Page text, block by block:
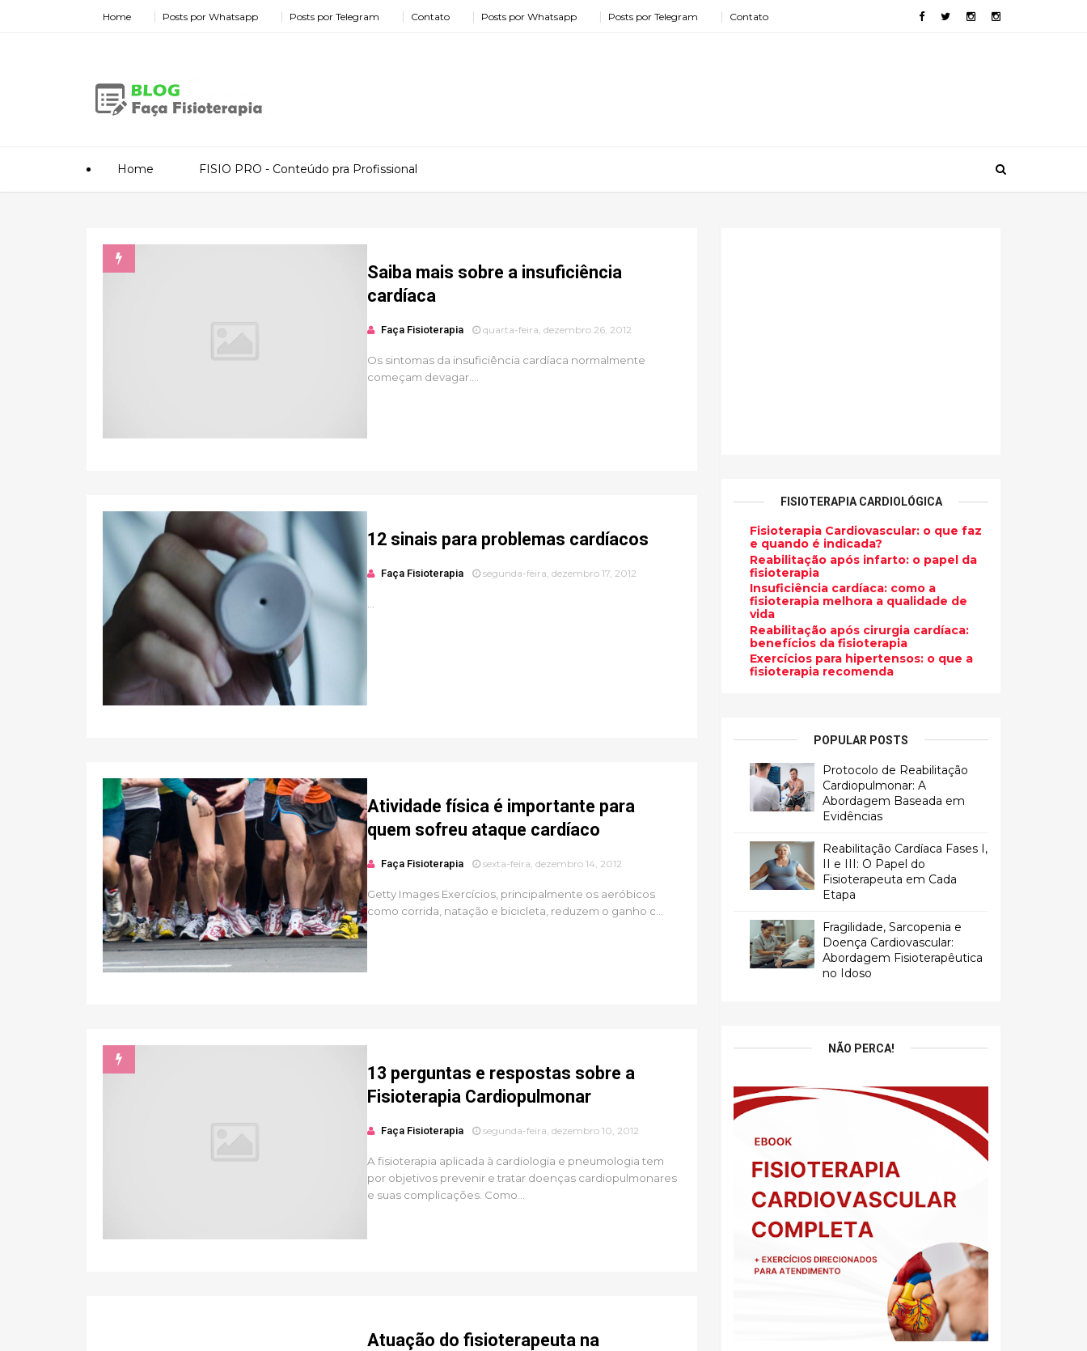
Home Posts por Whatsapp Posts por Telegram Contato Posts por Whatsapp Posts por Telegram Contato
Home FISIO PRO - Conteúdo pra Profissional
Saiba mais sobre a insuficiência
cardíaca
Faça Fisioterapia quarta-feira, dezembro 26, 2012
Os sintomas da insuficiência cardíaca normalmente
começam devagar....
12 sinais para problemas cardíacos
Faça Fisioterapia segunda-feira, dezembro 17, 2012
Atividade física é importante para
quem sofreu ataque cardíaco
Faça Fisioterapia sexta-feira, dezembro 14, 2012
Getty Images Exercícios, principalmente os aeróbicos
como corrida, natação e bicicleta, reduzem o ganho c...
13 perguntas e respostas sobre a
Fisioterapia Cardiopulmonar
Faça Fisioterapia segunda-feira, dezembro 10, 2012
A fisioterapia aplicada à cardiologia e pneumologia tem
por objetivos prevenir e tratar doenças cardiopulmonares
e suas complicações. Como...
Atuação do fisioterapeuta na
FISIOTERAPIA CARDIOLÓGICA
Fisioterapia Cardiovascular: o que faz
e quando é indicada?
Reabilitação após infarto: o papel da
fisioterapia
Insuficiência cardíaca: como a
fisioterapia melhora a qualidade de
vida
Reabilitação após cirurgia cardíaca:
benefícios da fisioterapia
Exercícios para hipertensos: o que a
fisioterapia recomenda
POPULAR POSTS
Protocolo de Reabilitação
Cardiopulmonar: A
Abordagem Baseada em
Evidências
Reabilitação Cardíaca Fases I,
II e III: O Papel do
Fisioterapeuta em Cada
Etapa
Fragilidade, Sarcopenia e
Doença Cardiovascular:
Abordagem Fisioterapêutica
no Idoso
NÃO PERCA!